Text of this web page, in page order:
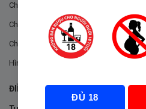
Chính sách chung
Chính sách đổi trả
Chính sách mua hàng
Hình thức thanh toán
ĐIỀU KHOẢN VÀ CHÍNH SÁCH
ĐỦ 18